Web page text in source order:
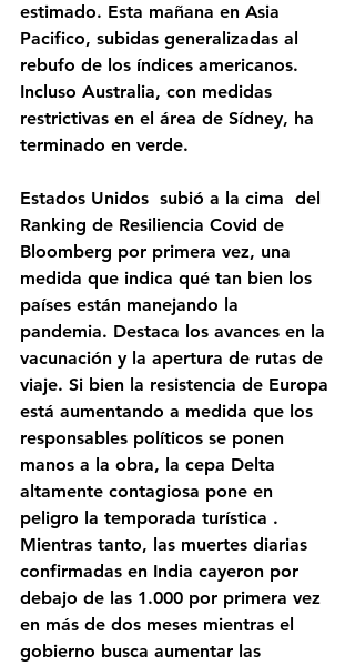
estimado. Esta mañana en Asia
Pacifico, subidas generalizadas al
rebufo de los índices americanos.
Incluso Australia, con medidas
restrictivas en el área de Sídney, ha
terminado en verde.
Estados Unidos  subió a la cima  del
Ranking de Resiliencia Covid de
Bloomberg por primera vez, una
medida que indica qué tan bien los
países están manejando la
pandemia. Destaca los avances en la
vacunación y la apertura de rutas de
viaje. Si bien la resistencia de Europa
está aumentando a medida que los
responsables políticos se ponen
manos a la obra, la cepa Delta
altamente contagiosa pone en
peligro la temporada turística .
Mientras tanto, las muertes diarias
confirmadas en India cayeron por
debajo de las 1.000 por primera vez
en más de dos meses mientras el
gobierno busca aumentar las